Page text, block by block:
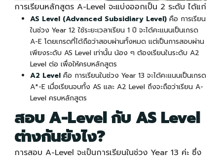
การเรียนหลักสูตร A-Level จะแบ่งออกเป็น 2 ระดับ ได้แก่
AS Level (Advanced Subsidiary Level)คือ การเรียน
ในช่วง Year 12 ใช้ระยะเวลาเรียน 1 ปี จะได้คะแนนเป็นเกรด
A-E โดยเกรดที่ได้ถือว่าสอบผ่านทั้งหมด แต่เป็นการสอบผ่าน
เพียงระดับ AS Level เท่านั้น น้อง ๆ ต้องเรียนในระดับ A2
Level ต่อ เพื่อให้ครบหลักสูตร
A2 Levelคือ การเรียนในช่วง Year 13 จะได้คะแนนเป็นเกรด
A*-E เมื่อเรียนจบทั้ง AS และ A2 Level ถึงจะถือว่าเรียน A-
Levelครบหลักสูตร
สอบA-Levelกับ AS Level
ต่างกันยังไง?
การสอบ A-Level จะเป็นการเรียนในช่วง Year 13 ค่ะ ซึ่ง